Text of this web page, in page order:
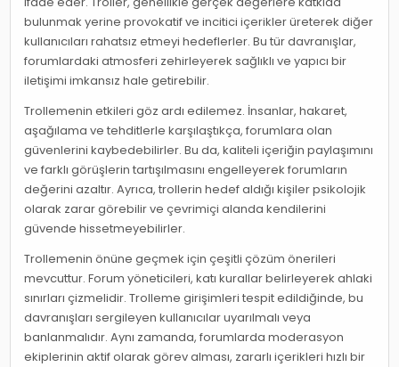
bulunmak yerine provokatif ve incitici içerikler üreterek diğer
kullanıcıları rahatsız etmeyi hedeflerler. Bu tür davranışlar,
forumlardaki atmosferi zehirleyerek sağlıklı ve yapıcı bir
iletişimi imkansız hale getirebilir.
Trollemenin etkileri göz ardı edilemez. İnsanlar, hakaret,
aşağılama ve tehditlerle karşılaştıkça, forumlara olan
güvenlerini kaybedebilirler. Bu da, kaliteli içeriğin paylaşımını
ve farklı görüşlerin tartışılmasını engelleyerek forumların
değerini azaltır. Ayrıca, trollerin hedef aldığı kişiler psikolojik
olarak zarar görebilir ve çevrimiçi alanda kendilerini
güvende hissetmeyebilirler.
Trollemenin önüne geçmek için çeşitli çözüm önerileri
mevcuttur. Forum yöneticileri, katı kurallar belirleyerek ahlaki
sınırları çizmelidir. Trolleme girişimleri tespit edildiğinde, bu
davranışları sergileyen kullanıcılar uyarılmalı veya
banlanmalıdır. Aynı zamanda, forumlarda moderasyon
ekiplerinin aktif olarak görev alması, zararlı içerikleri hızlı bir